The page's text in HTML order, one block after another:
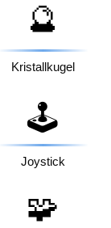
🔮
Kristallkugel
🕹️
Joystick
🧩